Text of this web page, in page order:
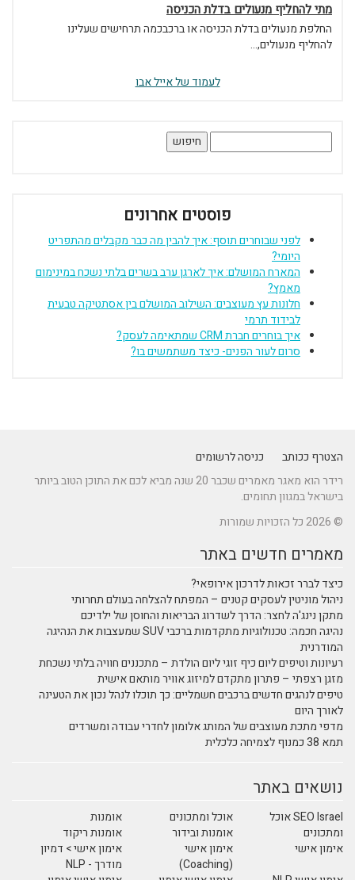
מתי להחליף מנעולים בדלת הכניסה
החלפת מנעולים בדלת הכניסה או ברכבכמה תרחישים שעלינו
להחליף מנעולים,...
לעמוד של אייל אבו
פוסטים אחרונים
לפני שבוחרים תוסף: איך להבין מה כבר מקבלים מהתפריט
היומי?
המארח המושלם: איך לארגן ערב בשרים בלתי נשכח במינימום
מאמץ?
חלונות עץ מעוצבים: השילוב המושלם בין אסתטיקה טבעית
לבידוד תרמי
איך בוחרים חברת CRM שמתאימה לעסק?
סרום לעור הפנים- כיצד משתמשים בו?
הצטרף ככותב
כניסה לרשומים
רידר הוא מאגר מאמרים שכבר 20 שנה מביא לכם את התוכן הטוב ביותר
בישראל במגוון תחומים.
© 2026 כל הזכויות שמורות
מאמרים חדשים באתר
כיצד לברר זכאות לדרכון אירופאי?
ניהול מוניטין לעסקים קטנים – המפתח להצלחה בעולם תחרותי
מתקן נינג'ה לחצר: הדרך לשדרוג הבריאות והחוסן של ילדיכם
נהיגה חכמה: טכנולוגיות מתקדמות ברכבי SUV שמעצבות את הנהיגה
המודרנית
רעיונות וטיפים ליום כיף זוגי ליום הולדת – מתכננים חוויה בלתי נשכחת
מזגן רצפתי – פתרון מתקדם למיזוג אוויר מותאם אישית
טיפים לנהגים חדשים ברכבים חשמליים: כך תוכלו לנהל נכון את הטעינה
לאורך היום
מדפי מתכת מעוצבים של המותג אלומון לחדרי עבודה ומשרדים
תמא 38 כמנוף לצמיחה כלכלית
נושאים באתר
SEO Israel אוכל
ומתכונים
אוכל ומתכונים
אומנות
אומנות ובידור
אומנות ריקוד
אימון אישי
אימון אישי
(Coaching)
אימון אישי > דמיון
מודרך - NLP